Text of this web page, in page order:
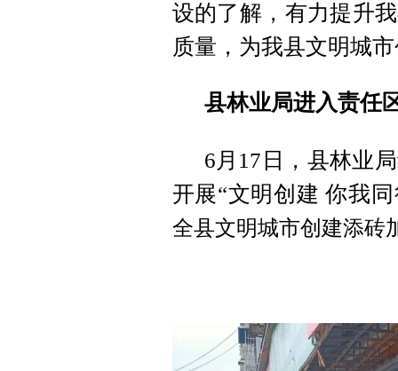
设的了解，有力提升
质量，为我县文明城
县林业局进入责任
6月17日，县林业
开展“文明创建 你我
全县文明城市创建添砖